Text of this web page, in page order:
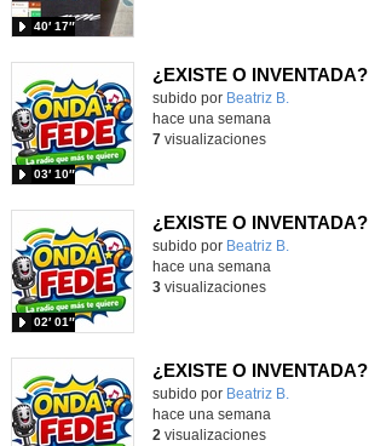
40′ 17″
¿EXISTE O INVENTADA?
Contenido educativo.
subido por Beatriz B.
03′ 10″
hace una semana
7visualizaciones
¿EXISTE O INVENTADA?
Contenido educativo.
subido por Beatriz B.
02′ 01″
hace una semana
3visualizaciones
¿EXISTE O INVENTADA?
Contenido educativo.
subido por Beatriz B.
hace una semana
2 visualizaciones